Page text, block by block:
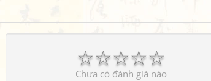
☆
☆
☆
☆
☆
Chưa có đánh giá nào